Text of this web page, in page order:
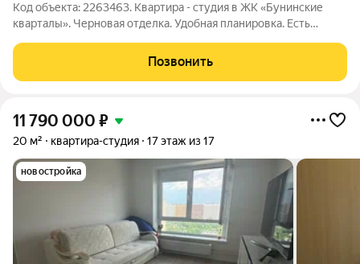
Код объекта: 2263463. Квартира - студия в ЖК «Бунинские
кварталы». Черновая отделка. Удобная планировка. Есть
фасадной частью. Просторные подъезды, закрытый двор с
детской и спортивной площадками. Есть
Позвонить
11 790 000 ₽
20 м² квартира-студия 17 этаж из 17
новостройка